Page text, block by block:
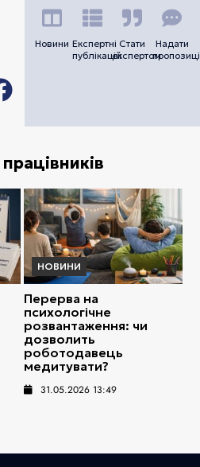
Новини Експертні
публікацій
Стати
експертом
Надати
НОВИНИ
Перерва на
психологічне
розвантаження: чи
дозволить
роботодавець
медитувати?
31.05.2026 13:49